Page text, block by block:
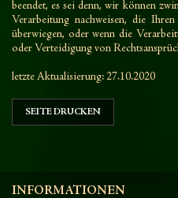
beendet, es sei denn, wir können
Verarbeitung nachweisen, die
überwiegen, oder wenn die
oder Verteidigung von
letzte Aktualisierung: 27.10.2020
INFORMATIONEN